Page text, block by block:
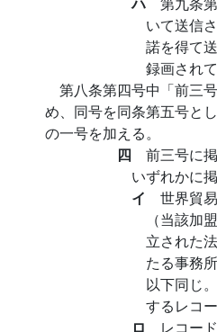
いて送信
諾を得て
録画され
第八条第四号中「前三
め、同号を同条第五号と
の一号を加える。
四 前三号に
いずれかに
イ 世界貿
（当該加
立された
たる事務
以下同じ
するレコ
ロ レコー